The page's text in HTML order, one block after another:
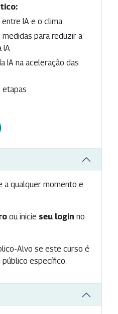
IA e o clima
para reduzir a
IA
IA na aceleração das
etapas
a qualquer momento e
ou inicie seu login no
Alvo se este curso é
específico.